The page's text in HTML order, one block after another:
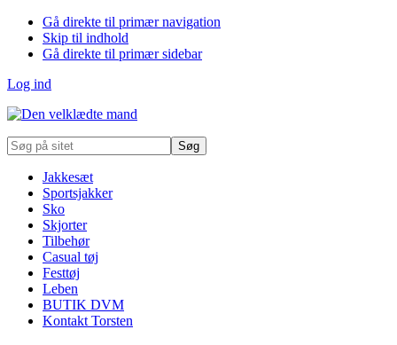
Gå direkte til primær navigation
Skip til indhold
Gå direkte til primær sidebar
Log ind
Søg
på
Jakkesæt
Sportsjakker
Sko
Skjorter
Tilbehør
Casual tøj
Festtøj
Leben
BUTIK DVM
Kontakt Torsten